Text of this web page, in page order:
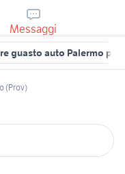
Messaggi
guasto auto Palermo
(Prov)